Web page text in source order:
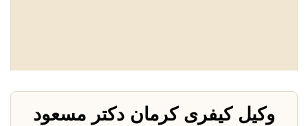
وکیل کیفری کرمان دکتر مسعود